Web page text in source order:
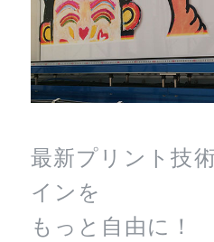
最新プリント技
インを
もっと自由に！